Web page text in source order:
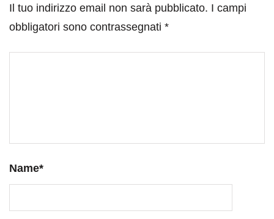
Il tuo indirizzo email non sarà pubblicato. I campi
obbligatori sono contrassegnati *
Name*